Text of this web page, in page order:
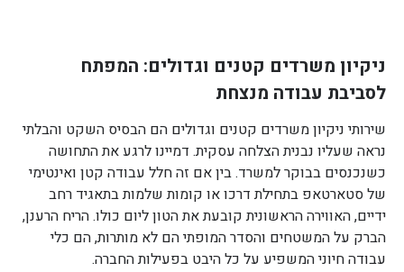
ניקיון משרדים קטנים וגדולים: המפתח
לסביבת עבודה מנצחת
שירותי ניקיון משרדים קטנים וגדולים הם הבסיס השקט והבלתי
נראה שעליו נבנית הצלחה עסקית. דמיינו לרגע את התחושה
כשנכנסים בבוקר למשרד. בין אם זה חלל עבודה קטן ואינטימי
של סטארטאפ בתחילת דרכו או קומות שלמות בתאגיד רחב
ידיים, האווירה הראשונית קובעת את הטון ליום כולו. הריח הרענן,
הברק על המשטחים והסדר המופתי הם לא מותרות, הם כלי
עבודה חיוני המשפיע על כל היבט בפעילות החברה.